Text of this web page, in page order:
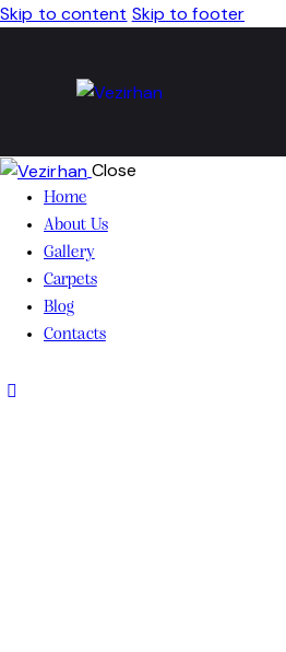
Skip to content Skip to footer
Close
Home
About Us
Gallery
Carpets
Blog
Contacts